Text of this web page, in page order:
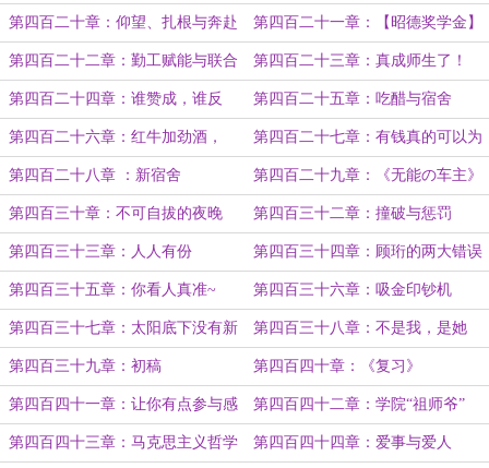
第四百二十章：仰望、扎根与奔赴 第四百二十一章：【昭德奖学金】
第四百二十二章：勤工赋能与联合
招聘
第四百二十三章：真成师生了！
第四百二十四章：谁赞成，谁反
对？
第四百二十五章：吃醋与宿舍
第四百二十六章：红牛加劲酒，
_____
第四百二十七章：有钱真的可以为
所欲为
第四百二十八章 ：新宿舍 第四百二十九章：《无能の车主》
与《干湿分离》
第四百三十章：不可自拔的夜晚 第四百三十二章：撞破与惩罚
第四百三十三章：人人有份 第四百三十四章：顾珩的两大错误
第四百三十五章：你看人真准~ 第四百三十六章：吸金印钞机
第四百三十七章：太阳底下没有新
鲜事
第四百三十八章：不是我，是她
第四百三十九章：初稿 第四百四十章：《复习》
第四百四十一章：让你有点参与感 第四百四十二章：学院“祖师爷”
第四百四十三章：马克思主义哲学 第四百四十四章：爱事与爱人